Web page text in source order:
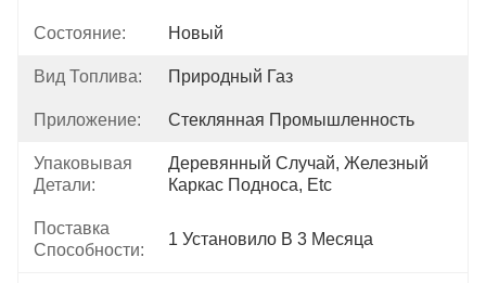
Состояние: Новый
Вид Топлива: Природный Газ
Приложение: Стеклянная Промышленность
Упаковывая
Детали:
Деревянный Случай, Железный
Каркас Подноса, Etc
Поставка
Способности:
1 Установило В 3 Месяца